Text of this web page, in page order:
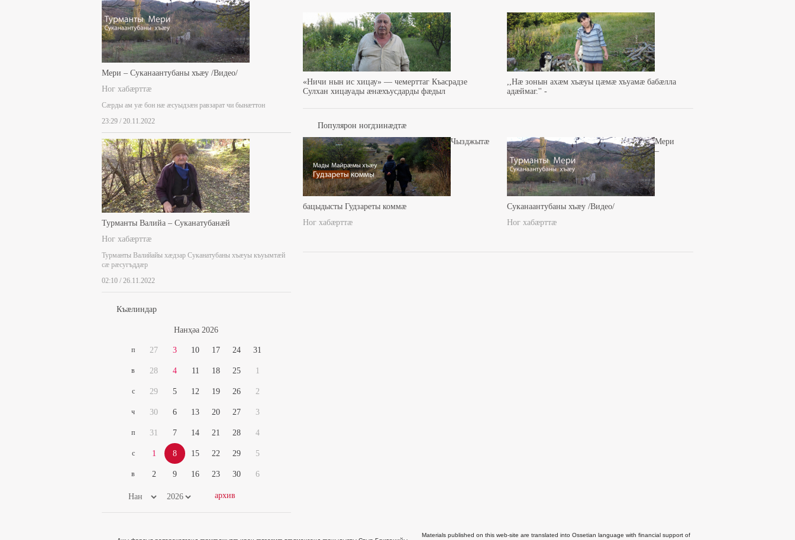
Мери – Суканаантубаны хъæу /Видео/
Ног хабæрттæ
Сæрды ам уæ бон нæ æсуыдзæн равзарат чи бынæттон
23:29 / 20.11.2022
Турманты Валийа – Суканатубанæй
Ног хабæрттæ
Турманты Валийайы хæдзар Суканатубаны хъæуы къуымтæй
сæ рæсугъддæр
02:10 / 26.11.2022
Къæлиндар
Нaнҳәa 2026
п
в
с
ч
п
с
в
27
28
29
30
31
1
2
3
4
5
6
7
8
9
10
11
12
13
14
15
16
17
18
19
20
21
22
23
24
25
26
27
28
29
30
31
1
2
3
4
5
6
«Ничи нын ис хицау» — чемерттаг Къасрадзе
Сулхан хицауады æнæхъусдарды фæдыл
,,Нæ зонын ахæм хъæуы цæмæ хъуамæ бабæлла
адæймаг.'' -
Популярон ногдзинæдтæ
Чызджытæ
бацыдысты Гудзареты коммæ
Ног хабæрттæ
Мери
–
Суканаантубаны хъæу /Видео/
Ног хабæрттæ
Materials published on this web-site are translated into Ossetian language with financial support of